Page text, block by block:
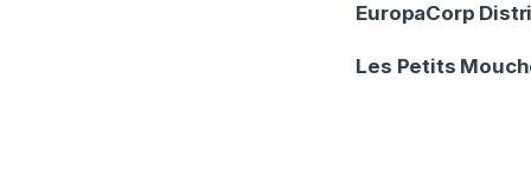
EuropaCorp
Les Petits